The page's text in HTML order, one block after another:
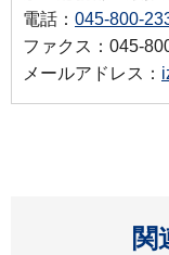
電話： 045-800-
ファクス：045-
メールアドレス：
関